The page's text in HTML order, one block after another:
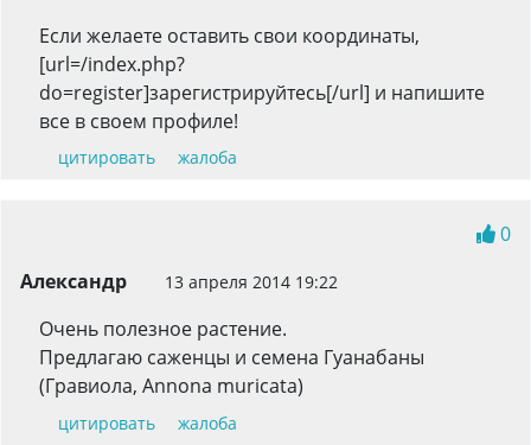
Если желаете оставить свои координаты,
[url=/index.php?
do=register]зарегистрируйтесь[/url] и напишите
все в своем профиле!
цитировать жалоба
0
Александр
13 апреля 2014 19:22
Очень полезное растение.
Предлагаю саженцы и семена Гуанабаны
(Гравиола, Annona muricata)
цитировать жалоба